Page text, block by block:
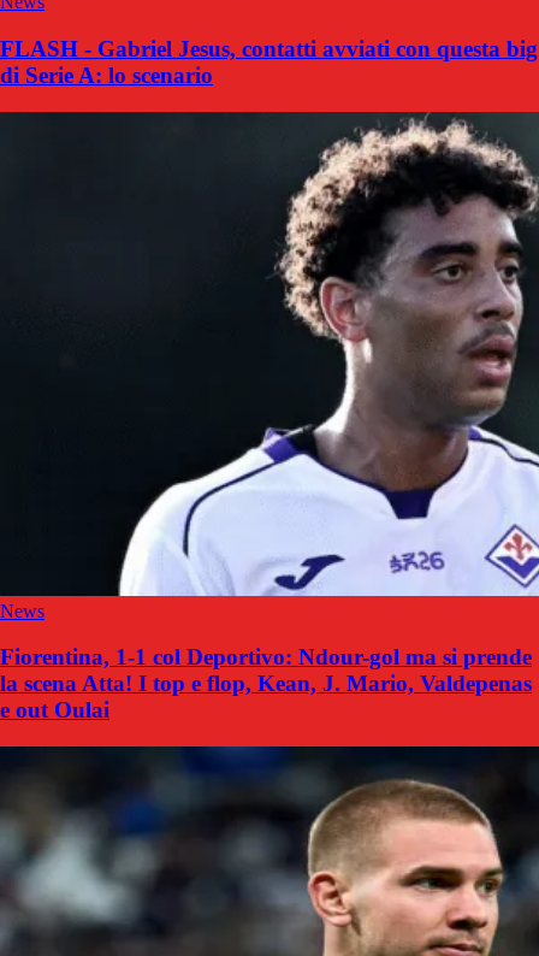
FLASH - Gabriel Jesus, contatti avviati con questa big
di Serie A: lo scenario
News
Fiorentina, 1-1 col Deportivo: Ndour-gol ma si prende
la scena Atta! I top e flop, Kean, J. Mario, Valdepenas
e out Oulai